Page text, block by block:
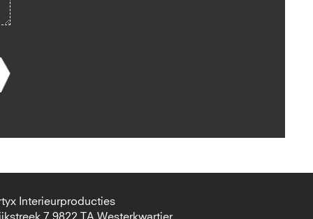
Interieurproducties